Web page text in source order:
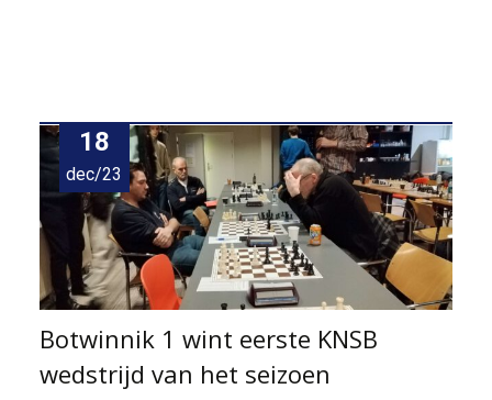
18
dec/23
Botwinnik 1 wint eerste KNSB
wedstrijd van het seizoen